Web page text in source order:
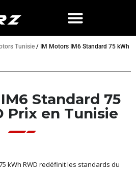
Tunisie / IM Motors IM6 Standard 75 kWh
Standard 75
Prix en Tunisie
kWh RWD redéfinit les standards du